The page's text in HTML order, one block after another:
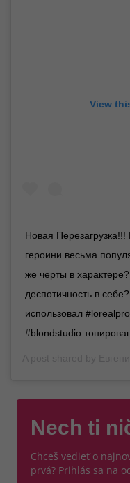
View
Новая
героини весьма
же черты в характере?
деспотичность в
использовал
#blondstudio
Nech ti
Chceš vedieť o
prvá? Prihlás sa na